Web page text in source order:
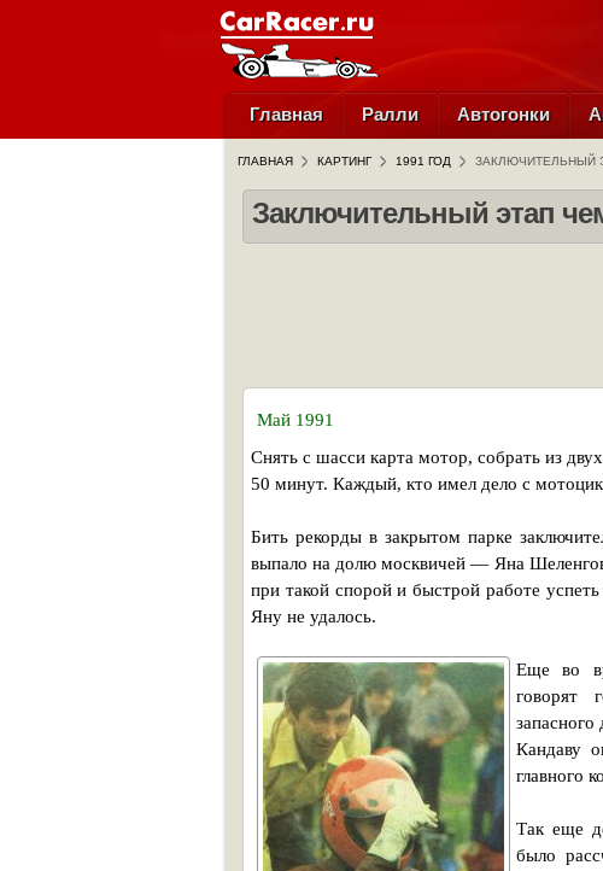
Главная Ралли Автогонки
ГЛАВНАЯ КАРТИНГ 1991 ГОД ЗАКЛЮЧИТЕЛЬНЫЙ
Заключительный этап
Май 1991
Снять с шасси карта мотор, собрать из
50 минут. Каждый, кто имел дело с
Бить рекорды в закрытом парке
выпало на долю москвичей — Яна
при такой спорой и быстрой работе
Яну не удалось.
Еще во
говорят
Кандаву
главного
Так еще
было